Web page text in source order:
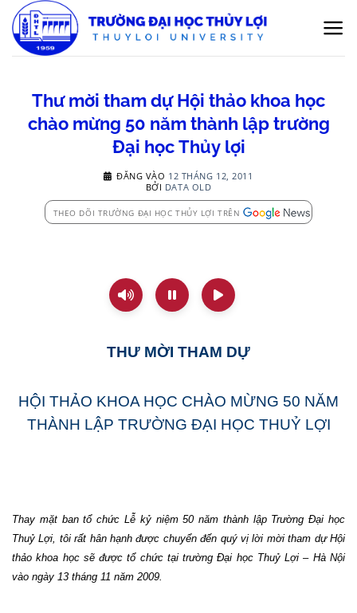
qua
nội
Thư mời tham dự Hội thảo khoa học
chào mừng 50 năm thành lập trường
Đại học Thủy lợi
ĐĂNG VÀO 12 THÁNG 12, 2011
BỞI DATA OLD
THEO DÕI TRƯỜNG ĐẠI HỌC THỦY LỢI TRÊN
THƯ MỜI THAM DỰ
HỘI THẢO KHOA HỌC CHÀO MỪNG 50 NĂM
THÀNH LẬP TRƯỜNG ĐẠI HỌC THUỶ LỢI
Thay mặt ban tổ chức Lễ kỷ niệm 50 năm thành lập Trường Đại học
Thuỷ Lợi, tôi rất hân hạnh được chuyển đến quý vị lời mời tham dự Hội
thảo khoa học sẽ được tổ chức tại trường Đại học Thuỷ Lợi – Hà Nội
vào ngày 13 tháng 11 năm 2009.